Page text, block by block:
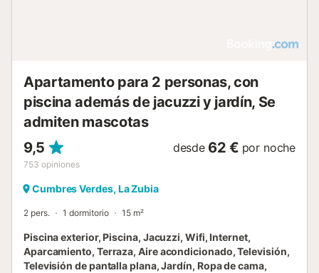
Apartamento para 2 personas, con
piscina además de jacuzzi y jardín, Se
admiten mascotas
9,5
753 opiniones
desde 62 € por noche
Cumbres Verdes, La Zubia
2 pers. 1 dormitorio 15 m²
Piscina exterior, Piscina, Jacuzzi, Wifi, Internet,
Aparcamiento, Terraza, Aire acondicionado, Televisión,
Televisión de pantalla plana, Jardín, Ropa de cama,